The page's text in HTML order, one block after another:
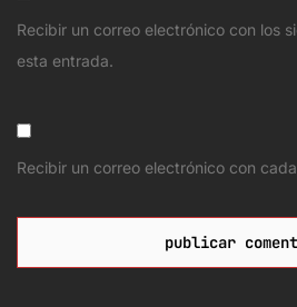
Recibir un correo electrónico con los
esta entrada.
Recibir un correo electrónico con